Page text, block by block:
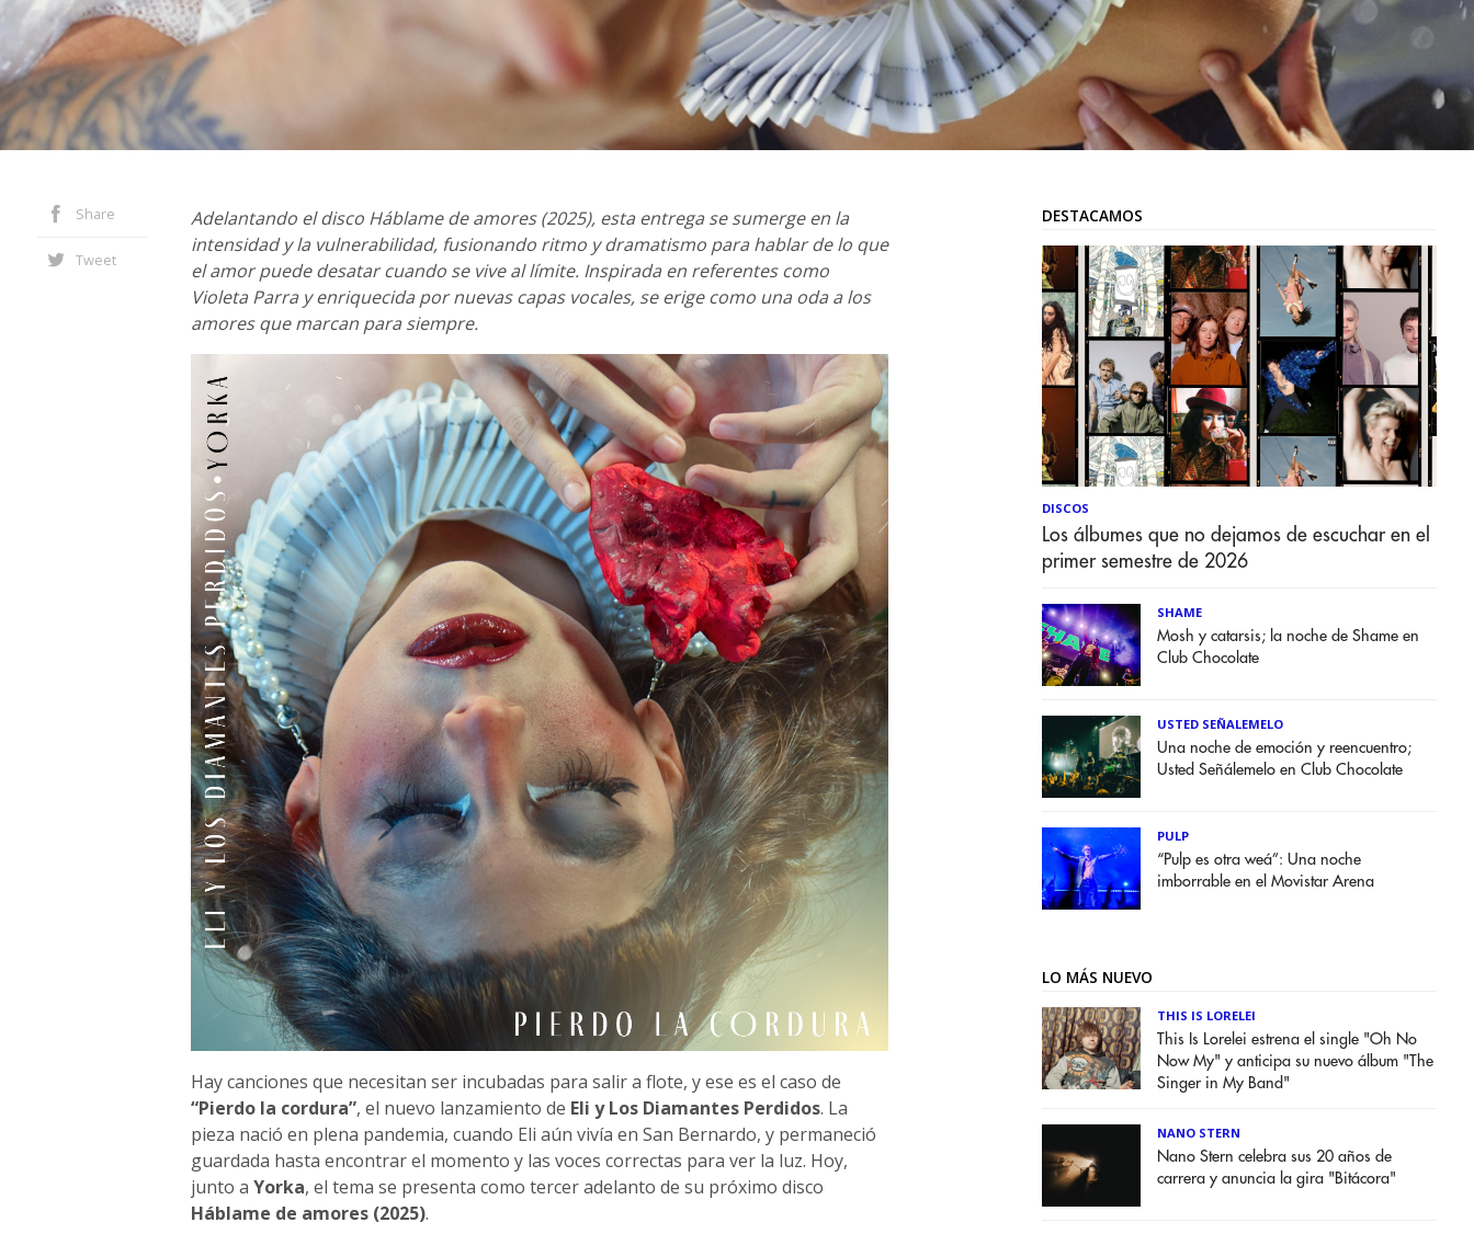
Share
Tweet
Adelantando el disco Háblame de amores (2025), esta entrega se sumerge en la
intensidad y la vulnerabilidad, fusionando ritmo y dramatismo para hablar de lo que
el amor puede desatar cuando se vive al límite. Inspirada en referentes como
Violeta Parra y enriquecida por nuevas capas vocales, se erige como una oda a los
amores que marcan para siempre.
Hay canciones que necesitan ser incubadas para salir a flote, y ese es el caso de
“Pierdo la cordura”, el nuevo lanzamiento de Eli y Los Diamantes Perdidos. La
pieza nació en plena pandemia, cuando Eli aún vivía en San Bernardo, y permaneció
guardada hasta encontrar el momento y las voces correctas para ver la luz. Hoy,
junto a Yorka, el tema se presenta como tercer adelanto de su próximo disco
Háblame de amores (2025).
DESTACAMOS
DISCOS
Los álbumes que no dejamos de escuchar en el
primer semestre de 2026
SHAME
Mosh y catarsis; la noche de Shame en
Club Chocolate
USTED SEÑALEMELO
Una noche de emoción y reencuentro;
Usted Señálemelo en Club Chocolate
PULP
“Pulp es otra weá”: Una noche
imborrable en el Movistar Arena
LO MÁS NUEVO
THIS IS LORELEI
This Is Lorelei estrena el single "Oh No
Now My" y anticipa su nuevo álbum "The
Singer in My Band"
NANO STERN
Nano Stern celebra sus 20 años de
carrera y anuncia la gira "Bitácora"